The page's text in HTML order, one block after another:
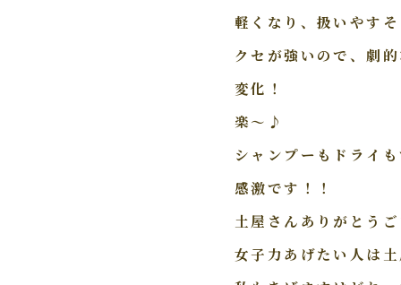
軽くなり、扱いやす
クセが強いので、劇
変化！
楽～♪
シャンプーもドライ
感激です！！
土屋さんありがとう
女子力あげたい人は